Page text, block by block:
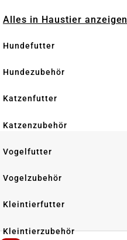
Alles in Haustier anzeigen
Hundefutter
Hundezubehör
Katzenfutter
Katzenzubehör
Vogelfutter
Vogelzubehör
Kleintierfutter
Kleintierzubehör